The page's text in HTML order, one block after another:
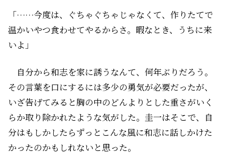
「……今度は、ぐちゃぐちゃじゃなくて、作りたてで
温かいやつ食わせてやるからさ。暇なとき、うちに来
いよ」
自分から和志を家に誘うなんて、何年ぶりだろう。
その言葉を口にするには多少の勇気が必要だったが、
いざ告げてみると胸の中のどんよりとした重さがいく
らか取り除かれたような気がした。圭一はそこで、自
分はもしかしたらずっとこんな風に和志に話しかけた
かったのかもしれないと思った。